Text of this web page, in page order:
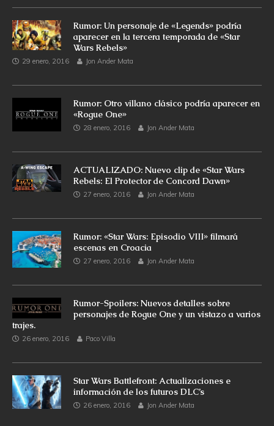
Rumor: Un personaje de «Legends» podría
aparecer en la tercera temporada de «Star
Wars Rebels»
29 enero, 2016 Jon Ander Mata
Rumor: Otro villano clásico podría aparecer en
«Rogue One»
28 enero, 2016 Jon Ander Mata
ACTUALIZADO: Nuevo clip de «Star Wars
Rebels: El Protector de Concord Dawn»
27 enero, 2016 Jon Ander Mata
Rumor: «Star Wars: Episodio VIII» filmará
escenas en Croacia
27 enero, 2016 Jon Ander Mata
Rumor-Spoilers: Nuevos detalles sobre
personajes de Rogue One y un vistazo a varios
trajes.
26 enero, 2016 Paco Villa
Star Wars Battlefront: Actualizaciones e
información de los futuros DLC’s
26 enero, 2016 Jon Ander Mata